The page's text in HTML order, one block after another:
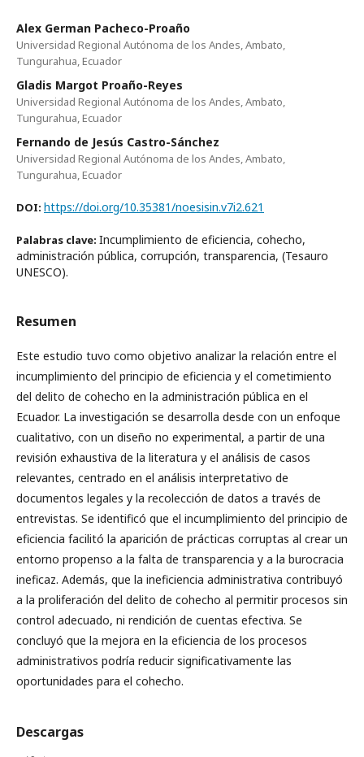
Alex German Pacheco-Proaño
Universidad Regional Autónoma de los Andes, Ambato,
Tungurahua, Ecuador
Gladis Margot Proaño-Reyes
Universidad Regional Autónoma de los Andes, Ambato,
Tungurahua, Ecuador
Fernando de Jesús Castro-Sánchez
Universidad Regional Autónoma de los Andes, Ambato,
Tungurahua, Ecuador
DOI: https://doi.org/10.35381/noesisin.v7i2.621
Palabras clave: Incumplimiento de eficiencia, cohecho,
administración pública, corrupción, transparencia, (Tesauro
UNESCO).
Resumen
Este estudio tuvo como objetivo analizar la relación entre el
incumplimiento del principio de eficiencia y el cometimiento
del delito de cohecho en la administración pública en el
Ecuador. La investigación se desarrolla desde con un enfoque
cualitativo, con un diseño no experimental, a partir de una
revisión exhaustiva de la literatura y el análisis de casos
relevantes, centrado en el análisis interpretativo de
documentos legales y la recolección de datos a través de
entrevistas. Se identificó que el incumplimiento del principio de
eficiencia facilitó la aparición de prácticas corruptas al crear un
entorno propenso a la falta de transparencia y a la burocracia
ineficaz. Además, que la ineficiencia administrativa contribuyó
a la proliferación del delito de cohecho al permitir procesos sin
control adecuado, ni rendición de cuentas efectiva. Se
concluyó que la mejora en la eficiencia de los procesos
administrativos podría reducir significativamente las
oportunidades para el cohecho.
Descargas